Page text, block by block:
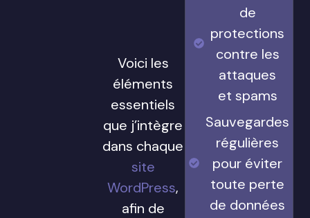
Voici les
éléments
essentiels
que j’intègre
dans chaque
site
WordPress,
afin de
de
protections
contre les
attaques
et spams
Sauvegardes
régulières
pour éviter
toute perte
de données